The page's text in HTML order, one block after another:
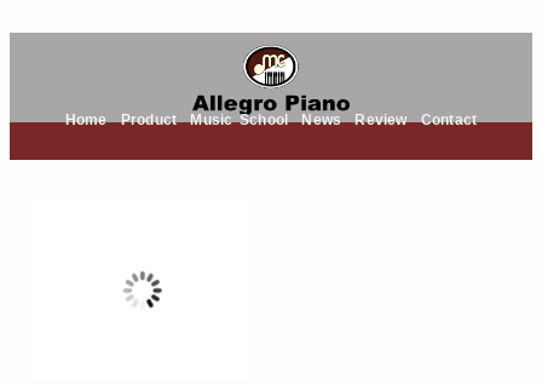
HomeProduct Music SchoolNewsReviewContact